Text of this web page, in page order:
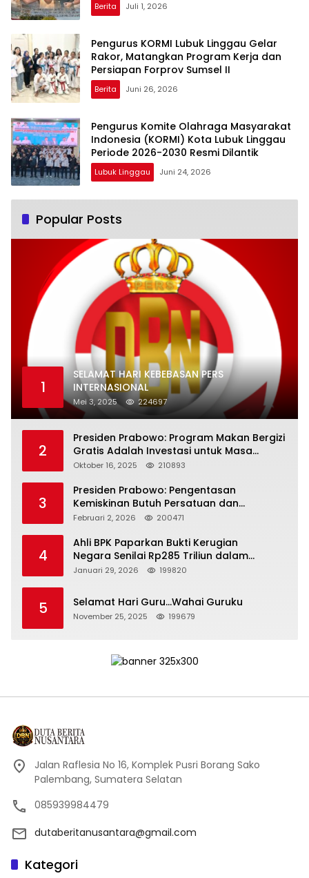
Berita Juli 1, 2026
Pengurus KORMI Lubuk Linggau Gelar
Rakor, Matangkan Program Kerja dan
Persiapan Forprov Sumsel II
Berita Juni 26, 2026
Pengurus Komite Olahraga Masyarakat
Indonesia (KORMI) Kota Lubuk Linggau
Periode 2026-2030 Resmi Dilantik
Lubuk Linggau Juni 24, 2026
Popular Posts
1
SELAMAT HARI KEBEBASAN PERS
INTERNASIONAL
Mei 3, 2025 224697
2
Presiden Prabowo: Program Makan Bergizi
Gratis Adalah Investasi untuk Masa
Depan Bangsa
Oktober 16, 2025 210893
3
Presiden Prabowo: Pengentasan
Kemiskinan Butuh Persatuan dan
Kepemimpinan yang Bertanggung Jawab
Februari 2, 2026 200471
4
Ahli BPK Paparkan Bukti Kerugian
Negara Senilai Rp285 Triliun dalam
Persidangan Korupsi PT Pertamina
Januari 29, 2026 199820
5 Selamat Hari Guru…Wahai Guruku
November 25, 2025 199679
Jalan Raflesia No 16, Komplek Pusri Borang Sako
Palembang, Sumatera Selatan
085939984479
dutaberitanusantara@gmail.com
Kategori